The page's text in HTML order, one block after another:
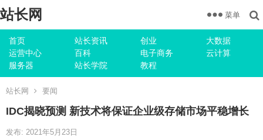
站长网
首页 站长资讯 创业
大数据
运营中心
百科 电子商务
云计算
服务器
站长学院 教程
菜单
站长网 要闻
IDC揭晓预测 新技术将保证企业级存储市场平稳增长
发布: 2021年5月23日